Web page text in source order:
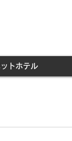
トホテル